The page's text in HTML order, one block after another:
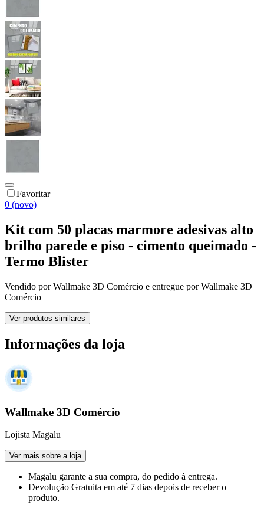
Favoritar
0 (novo)
Kit com 50 placas marmore adesivas alto
brilho parede e piso - cimento queimado -
Termo Blister
Vendido porWallmake 3D Comércio e entregue por Wallmake 3D
Comércio
Ver produtos similares
Informações da loja
Wallmake 3D Comércio
Lojista Magalu
Ver mais sobre a loja
Magalu garante a sua compra, do pedido à entrega.
Devolução Gratuita em até 7 dias depois de receber o
produto.